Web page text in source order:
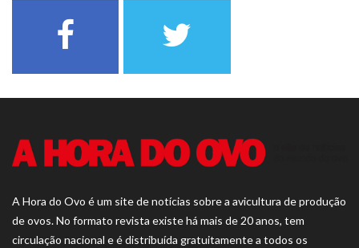
A Hora do Ovo é um site de notícias sobre a avicultura de produção
de ovos. No formato revista existe há mais de 20 anos, tem
circulação nacional e é distribuída gratuitamente a todos os